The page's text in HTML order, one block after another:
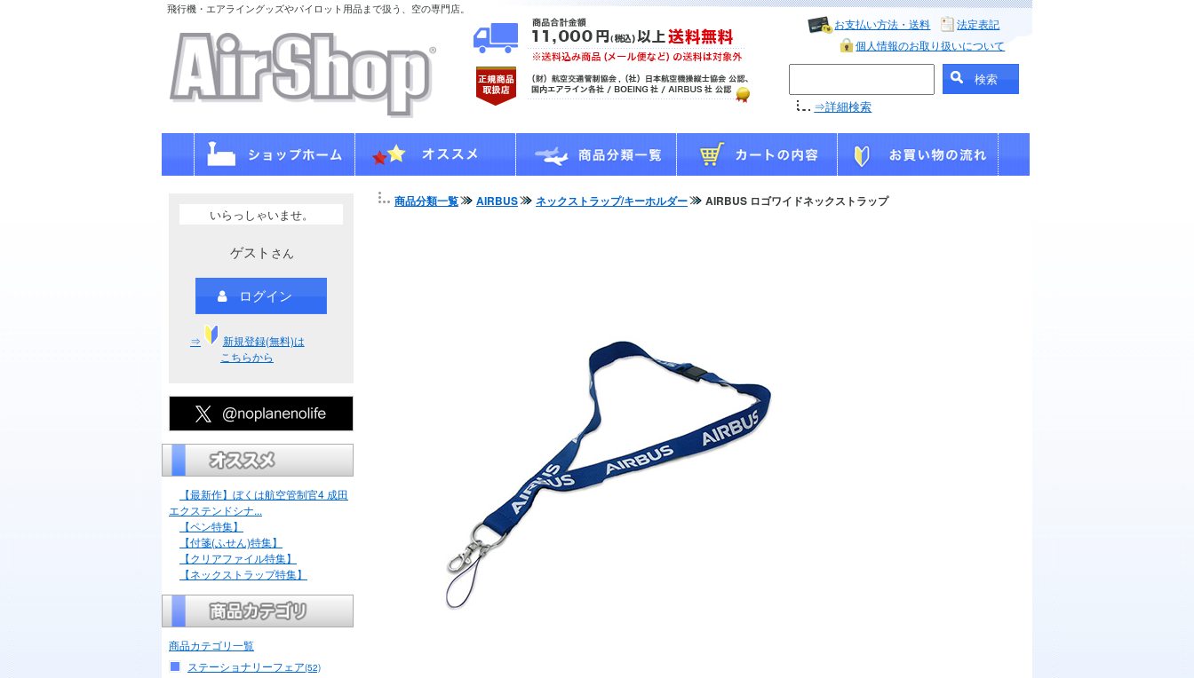
飛行機・エアライングッズやパイロット用品まで扱う、空の専門店。
お支払い方法・送料
法定表記
個人情報のお取り扱いについて
⇒詳細検索
いらっしゃいませ。
ゲスト さん
ログイン
⇒
新規登録(無料)は
こちらから
【最新作】ぼくは航空管制官4 成田
エクステンドシナ...
【ペン特集】
【付箋(ふせん)特集】
【クリアファイル特集】
【ネックストラップ特集】
商品カテゴリ一覧
ステーショナリーフェア(52)
商品分類一覧 AIRBUS ネックストラップ/キーホルダー AIRBUS ロゴワイドネックストラップ